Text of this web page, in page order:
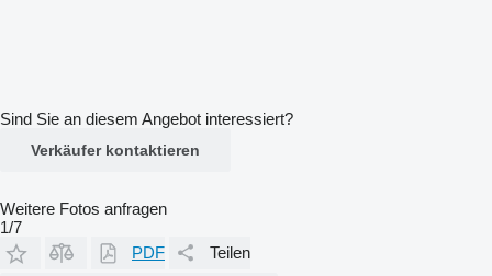
Sind Sie an diesem Angebot interessiert?
Verkäufer kontaktieren
Weitere Fotos anfragen
1/7
PDF
Teilen